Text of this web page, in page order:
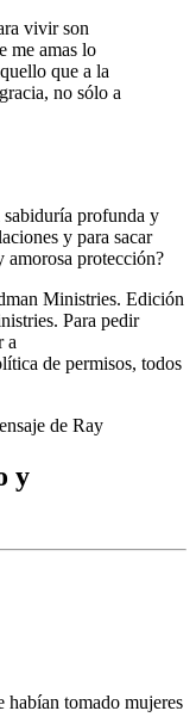
vivir son
me amas lo
que a la
no sólo a
sabiduría profunda y
y para sacar
amorosa protección?
Ministries. Edición
Para pedir
a
de permisos, todos
de Ray
y
habían tomado mujeres